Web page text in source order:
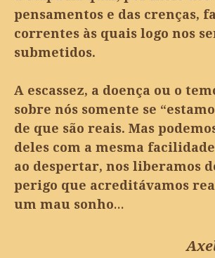
pensamentos e das crenças,
correntes às quais logo nos
submetidos.
A escassez, a doença ou o
sobre nós somente se
de que são reais. Mas
deles com a mesma
ao despertar, nos liberamos
perigo que acreditávamos
um mau sonho…